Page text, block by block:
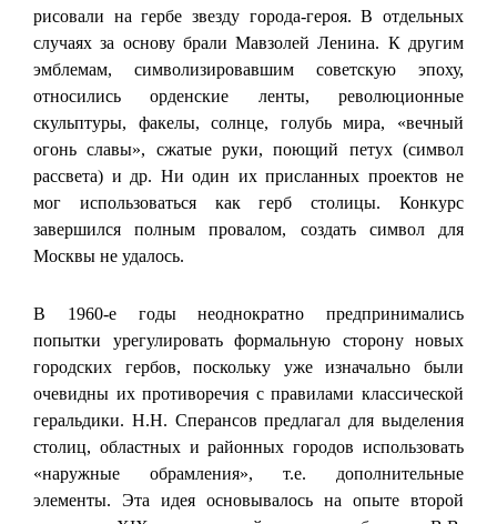
рисовали на гербе звезду города-героя. В отдельных
случаях за основу брали Мавзолей Ленина. К другим
эмблемам, символизировавшим советскую эпоху,
относились орденские ленты, революционные
скульптуры, факелы, солнце, голубь мира, «вечный
огонь славы», сжатые руки, поющий петух (символ
рассвета) и др. Ни один их присланных проектов не
мог использоваться как герб столицы. Конкурс
завершился полным провалом, создать символ для
Москвы не удалось.
В 1960-е годы неоднократно предпринимались
попытки урегулировать формальную сторону новых
городских гербов, поскольку уже изначально были
очевидны их противоречия с правилами классической
геральдики. Н.Н. Сперансов предлагал для выделения
столиц, областных и районных городов использовать
«наружные обрамления», т.е. дополнительные
элементы. Эта идея основывалось на опыте второй